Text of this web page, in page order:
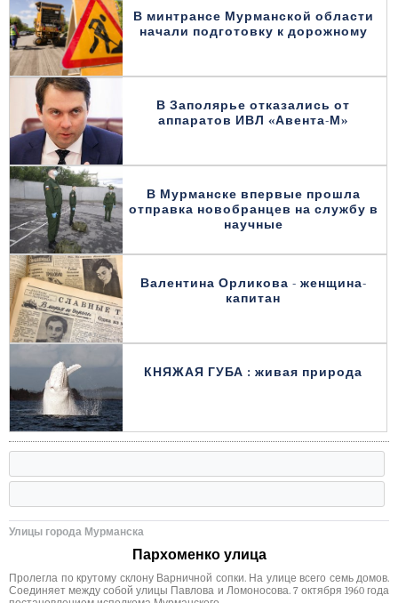
В минтрансе Мурманской области
начали подготовку к дорожному
В Заполярье отказались от
аппаратов ИВЛ «Авента-М»
В Мурманске впервые прошла
отправка новобранцев на службу в
научные
Валентина Орликова - женщина-
капитан
КНЯЖАЯ ГУБА : живая природа
Улицы города Мурманска
Пархоменко улица
Пролегла по крутому склону Варничной сопки. На улице всего семь домов.
Соединяет между собой улицы Павлова и Ломоносова. 7 октября 1960 года